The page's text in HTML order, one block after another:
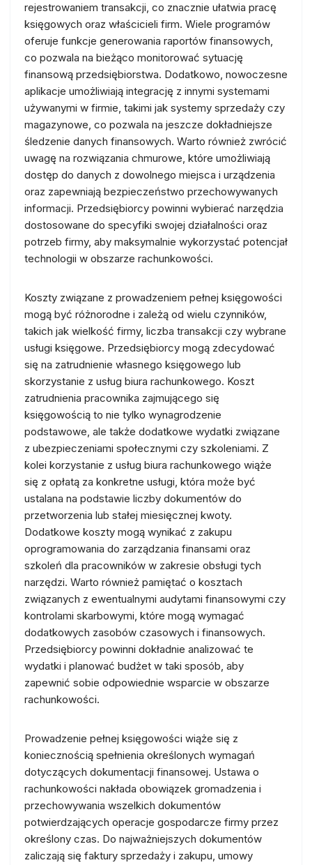
rejestrowaniem transakcji, co znacznie ułatwia pracę
księgowych oraz właścicieli firm. Wiele programów
oferuje funkcje generowania raportów finansowych,
co pozwala na bieżąco monitorować sytuację
finansową przedsiębiorstwa. Dodatkowo, nowoczesne
aplikacje umożliwiają integrację z innymi systemami
używanymi w firmie, takimi jak systemy sprzedaży czy
magazynowe, co pozwala na jeszcze dokładniejsze
śledzenie danych finansowych. Warto również zwrócić
uwagę na rozwiązania chmurowe, które umożliwiają
dostęp do danych z dowolnego miejsca i urządzenia
oraz zapewniają bezpieczeństwo przechowywanych
informacji. Przedsiębiorcy powinni wybierać narzędzia
dostosowane do specyfiki swojej działalności oraz
potrzeb firmy, aby maksymalnie wykorzystać potencjał
technologii w obszarze rachunkowości.
Koszty związane z prowadzeniem pełnej księgowości
mogą być różnorodne i zależą od wielu czynników,
takich jak wielkość firmy, liczba transakcji czy wybrane
usługi księgowe. Przedsiębiorcy mogą zdecydować
się na zatrudnienie własnego księgowego lub
skorzystanie z usług biura rachunkowego. Koszt
zatrudnienia pracownika zajmującego się
księgowością to nie tylko wynagrodzenie
podstawowe, ale także dodatkowe wydatki związane
z ubezpieczeniami społecznymi czy szkoleniami. Z
kolei korzystanie z usług biura rachunkowego wiąże
się z opłatą za konkretne usługi, która może być
ustalana na podstawie liczby dokumentów do
przetworzenia lub stałej miesięcznej kwoty.
Dodatkowe koszty mogą wynikać z zakupu
oprogramowania do zarządzania finansami oraz
szkoleń dla pracowników w zakresie obsługi tych
narzędzi. Warto również pamiętać o kosztach
związanych z ewentualnymi audytami finansowymi czy
kontrolami skarbowymi, które mogą wymagać
dodatkowych zasobów czasowych i finansowych.
Przedsiębiorcy powinni dokładnie analizować te
wydatki i planować budżet w taki sposób, aby
zapewnić sobie odpowiednie wsparcie w obszarze
rachunkowości.
Prowadzenie pełnej księgowości wiąże się z
koniecznością spełnienia określonych wymagań
dotyczących dokumentacji finansowej. Ustawa o
rachunkowości nakłada obowiązek gromadzenia i
przechowywania wszelkich dokumentów
potwierdzających operacje gospodarcze firmy przez
określony czas. Do najważniejszych dokumentów
zaliczają się faktury sprzedaży i zakupu, umowy